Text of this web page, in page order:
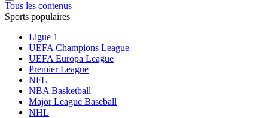
Tous les contenus
Sports populaires
Ligue 1
UEFA Champions League
UEFA Europa League
Premier League
NFL
NBA Basketball
Major League Baseball
NHL